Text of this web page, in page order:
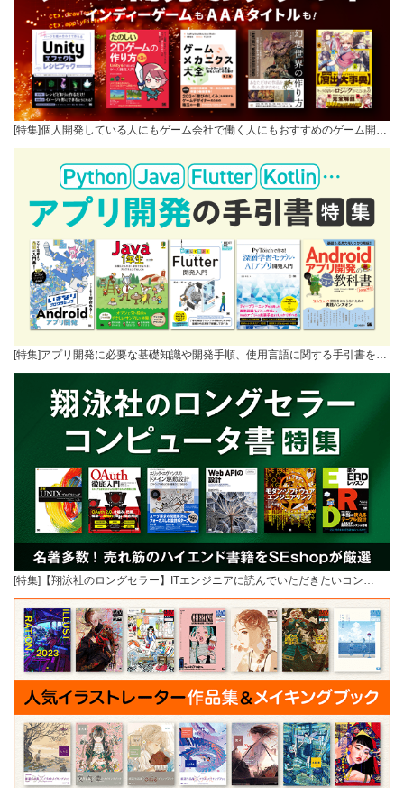
[特集]個人開発している人にもゲーム会社で働く人にもおすすめのゲーム開…
[特集]アプリ開発に必要な基礎知識や開発手順、使用言語に関する手引書を…
[特集]【翔泳社のロングセラー】ITエンジニアに読んでいただきたいコン…